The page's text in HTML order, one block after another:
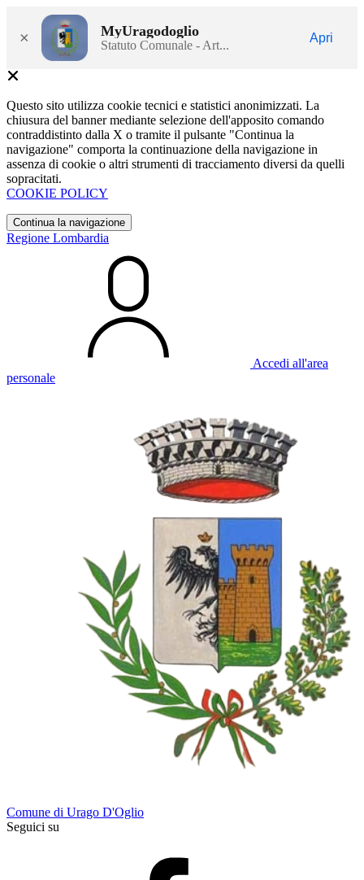
× MyUragodoglio
Statuto Comunale - Art...
Apri
Questo sito utilizza cookie tecnici e statistici anonimizzati. La
chiusura del banner mediante selezione dell'apposito comando
contraddistinto dalla X o tramite il pulsante "Continua la
navigazione" comporta la continuazione della navigazione in
assenza di cookie o altri strumenti di tracciamento diversi da quelli
sopracitati.
COOKIE POLICY
Continua la navigazione
Regione Lombardia
Accedi all'area
personale
Comune di Urago D'Oglio
Seguici su